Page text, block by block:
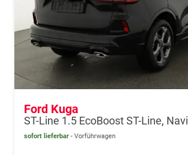
Ford Kuga
sofort lieferbar Vorführwagen